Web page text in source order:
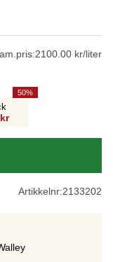
2100.00 kr/liter
50
Artikkelnr:2133202